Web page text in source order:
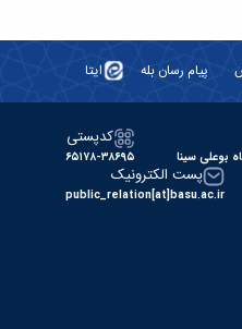
پیام رسان بله ایتا
بوعلی سینا
کدپستی
۶۵۱۷۸-۳۸۶۹۵
پست الکترونیک
public_relation[at]basu.ac.ir